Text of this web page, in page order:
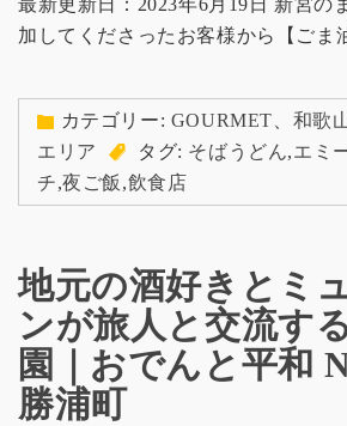
最新更新日：2023年6月19日 新宮の
加してくださったお客様から【ご
カテゴリー: GOURMET 和歌
エリア
タグ: そばうどん,エミ
チ,夜ご飯 ,飲食店
地元の酒好きとミ
ンが旅人と交流す
園｜おでんと平和
勝浦町